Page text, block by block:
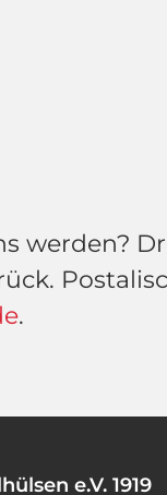
werden?
.
e.V. 1919